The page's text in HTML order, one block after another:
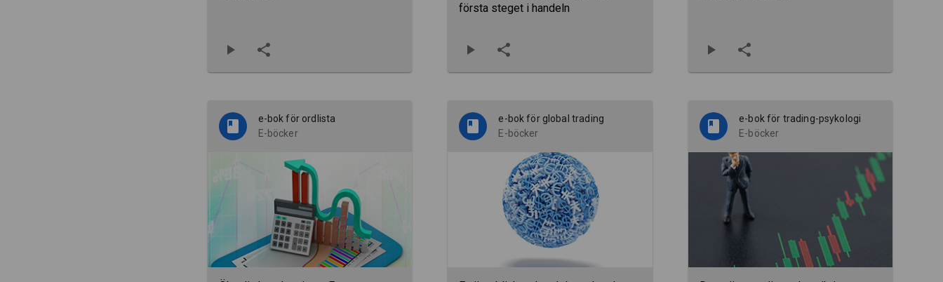
första steget i handeln
e-bok för ordlista
E-böcker
e-bok för global trading
E-böcker
e-bok för trading-psykologi
E-böcker